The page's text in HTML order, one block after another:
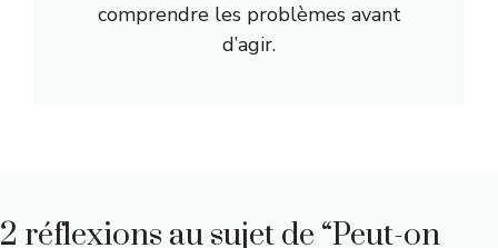
comprendre les problèmes avant
d’agir.
2 réflexions au sujet de “Peut-on